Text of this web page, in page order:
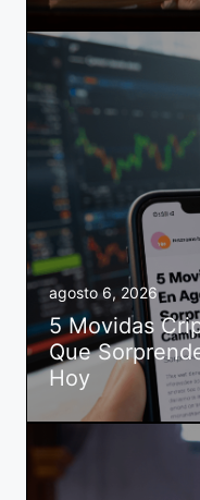
agosto 6, 2026
5 Movidas
Que
Hoy